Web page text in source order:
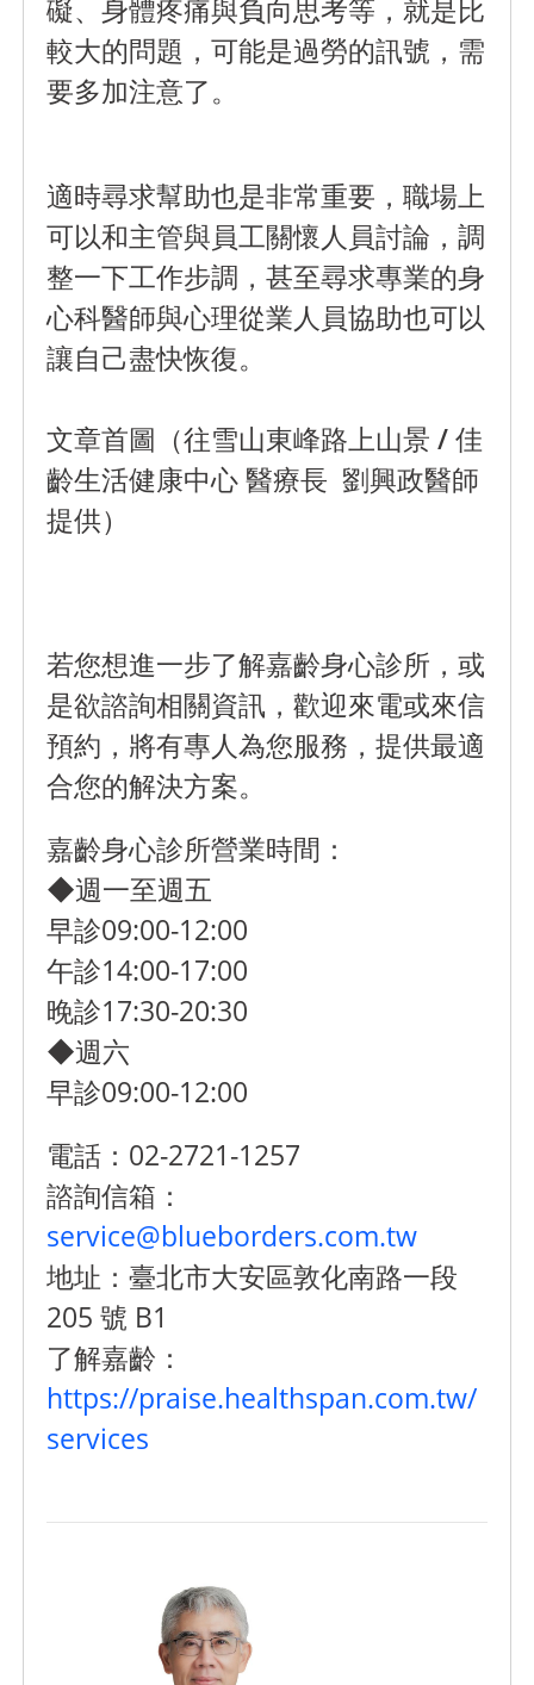
礙、身體疼痛與負向思考等，就是比
較大的問題，可能是過勞的訊號，需
要多加注意了。
適時尋求幫助也是非常重要，職場上
可以和主管與員工關懷人員討論，調
整一下工作步調，甚至尋求專業的身
心科醫師與心理從業人員協助也可以
讓自己盡快恢復。
文章首圖（往雪山東峰路上山景 / 佳
齡生活健康中心 醫療長 劉興政醫師
提供）
若您想進一步了解嘉齡身心診所，或
是欲諮詢相關資訊，歡迎來電或來信
預約，將有專人為您服務，提供最適
合您的解決方案。
嘉齡身心診所營業時間：
◆週一至週五
早診09:00-12:00
午診14:00-17:00
晚診17:30-20:30
◆週六
早診09:00-12:00
電話：02-2721-1257
諮詢信箱：
service@blueborders.com.tw
地址：臺北市大安區敦化南路一段
205 號 B1
了解嘉齡：
https://praise.healthspan.com.tw/
services